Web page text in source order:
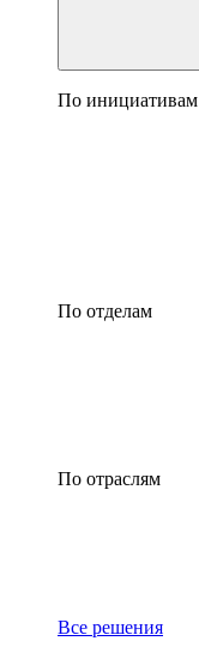
По инициативам
По отделам
По отраслям
Все решения